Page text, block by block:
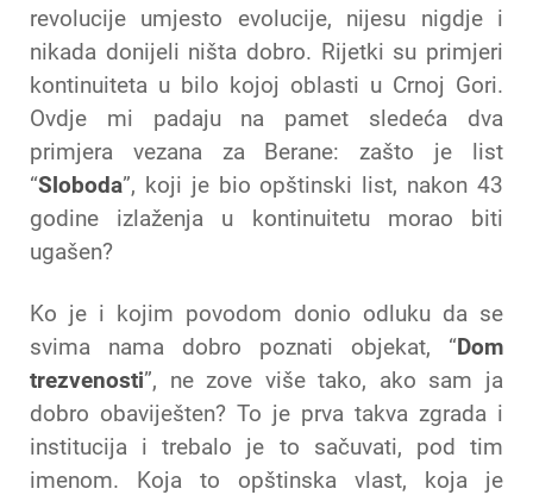
revolucije umjesto evolucije, nijesu nigdje i
nikada donijeli ništa dobro. Rijetki su primjeri
kontinuiteta u bilo kojoj oblasti u Crnoj Gori.
Ovdje mi padaju na pamet sledeća dva
primjera vezana za Berane: zašto je list
“Sloboda”, koji je bio opštinski list, nakon 43
godine izlaženja u kontinuitetu morao biti
ugašen?
Ko je i kojim povodom donio odluku da se
svima nama dobro poznati objekat, “Dom
trezvenosti”, ne zove više tako, ako sam ja
dobro obaviješten? To je prva takva zgrada i
institucija i trebalo je to sačuvati, pod tim
imenom. Koja to opštinska vlast, koja je